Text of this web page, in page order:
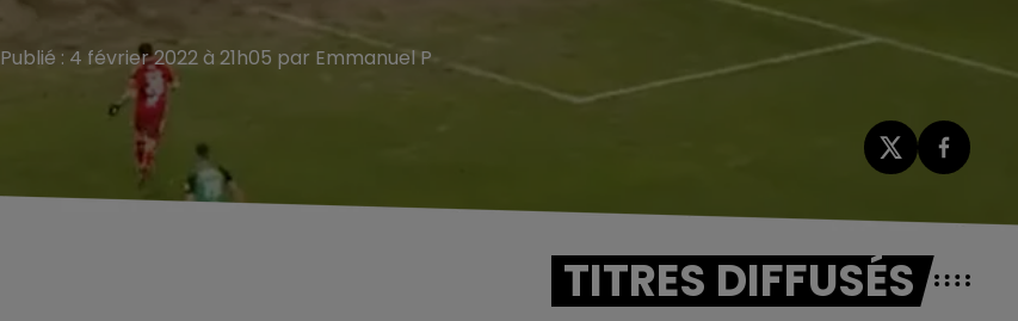
Publié : 4 février 2022 à 21h05 par Emmanuel P
TITRES DIFFUSÉS